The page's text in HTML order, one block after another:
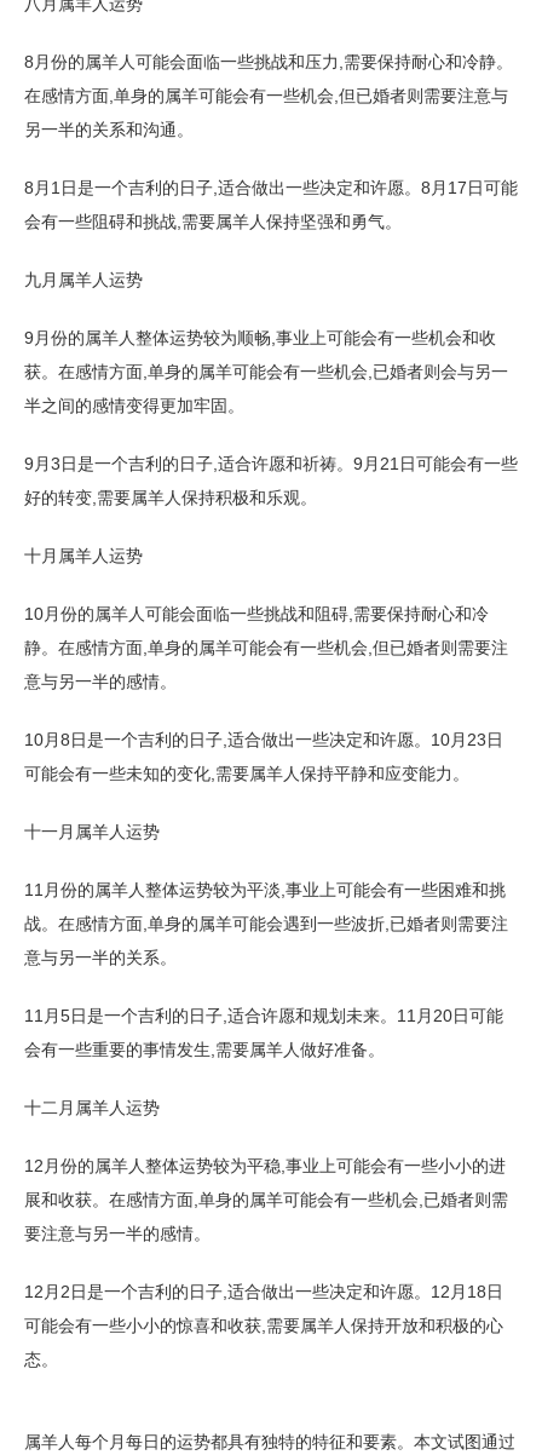
8月份的属羊人可能会面临一些挑战和压力,需要保持耐心和冷静。
在感情方面,单身的属羊可能会有一些机会,但已婚者则需要注意与
另一半的关系和沟通。
8月1日是一个吉利的日子,适合做出一些决定和许愿。8月17日可能
会有一些阻碍和挑战,需要属羊人保持坚强和勇气。
九月属羊人运势
9月份的属羊人整体运势较为顺畅,事业上可能会有一些机会和收
获。在感情方面,单身的属羊可能会有一些机会,已婚者则会与另一
半之间的感情变得更加牢固。
9月3日是一个吉利的日子,适合许愿和祈祷。9月21日可能会有一些
好的转变,需要属羊人保持积极和乐观。
十月属羊人运势
10月份的属羊人可能会面临一些挑战和阻碍,需要保持耐心和冷
静。在感情方面,单身的属羊可能会有一些机会,但已婚者则需要注
意与另一半的感情。
10月8日是一个吉利的日子,适合做出一些决定和许愿。10月23日
可能会有一些未知的变化,需要属羊人保持平静和应变能力。
十一月属羊人运势
11月份的属羊人整体运势较为平淡,事业上可能会有一些困难和挑
战。在感情方面,单身的属羊可能会遇到一些波折,已婚者则需要注
意与另一半的关系。
11月5日是一个吉利的日子,适合许愿和规划未来。11月20日可能
会有一些重要的事情发生,需要属羊人做好准备。
十二月属羊人运势
12月份的属羊人整体运势较为平稳,事业上可能会有一些小小的进
展和收获。在感情方面,单身的属羊可能会有一些机会,已婚者则需
要注意与另一半的感情。
12月2日是一个吉利的日子,适合做出一些决定和许愿。12月18日
可能会有一些小小的惊喜和收获,需要属羊人保持开放和积极的心
态。
属羊人每个月每日的运势都具有独特的特征和要素。本文试图通过